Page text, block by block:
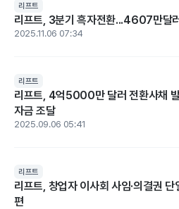
리프트
리프트, 3분기 흑자전환...4607만달
2025.11.06 07:34
리프트
리프트, 4억5000만 달러 전환사채
자금 조달
2025.09.06 05:41
리프트
리프트, 창업자 이사회 사임·의결권 단
편